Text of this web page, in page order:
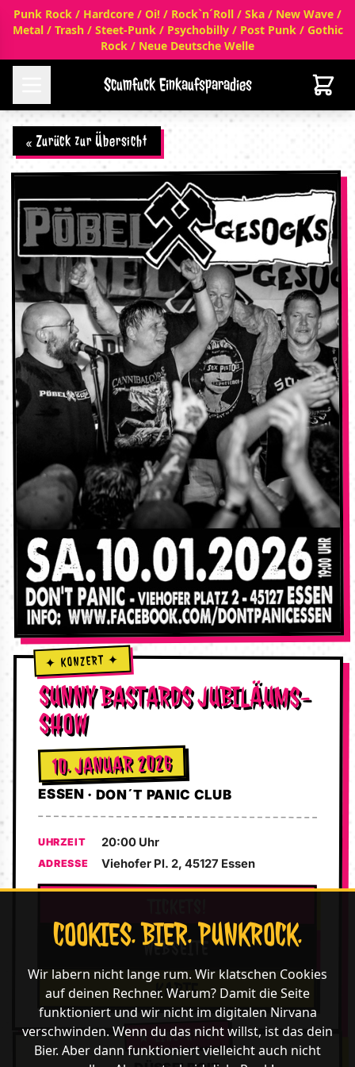
Punk Rock / Hardcore / Oi! / Rock`n´Roll / Ska / New Wave /
Metal / Trash / Steet-Punk / Psychobilly / Post Punk / Gothic
Rock / Neue Deutsche Welle
Scumfuck Einkaufsparadies
« Zurück zur Übersicht
SUNNY BASTARDS JUBILÄUMS-
SHOW
10. JANUAR 2026
ESSEN · DON´T PANIC CLUB
UHRZEIT 20:00 Uhr
ADRESSE Viehofer Pl. 2, 45127 Essen
WEBSEITE
KARTE
COOKIES. BIER. PUNKROCK.
Wir labern nicht lange rum. Wir klatschen Cookies
auf deinen Rechner. Warum? Damit die Seite
funktioniert und wir nicht im digitalen Nirvana
verschwinden. Wenn du das nicht willst, ist das dein
Bier. Aber dann funktioniert vielleicht auch nicht